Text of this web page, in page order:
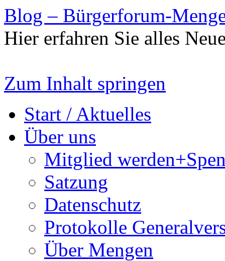
Blog – Bürgerforum-
Hier erfahren Sie alles
Zum Inhalt springen
Start / Aktuelles
Über uns
Mitglied
Satzung
Datenschutz
Protokolle
Über Mengen